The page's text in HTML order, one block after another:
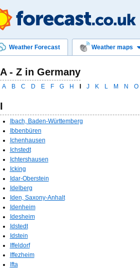
Weather Forecast Weather maps
A - Z in Germany
A B C D E F G H J K L M N O
I
Ibach, Baden-Württemberg
Ibbenbüren
Ichenhausen
Ichstedt
Ichtershausen
Icking
Idar-Oberstein
Idelberg
Iden, Saxony-Anhalt
Idenheim
Idesheim
Idstedt
Idstein
Iffeldorf
Iffezheim
Ifta